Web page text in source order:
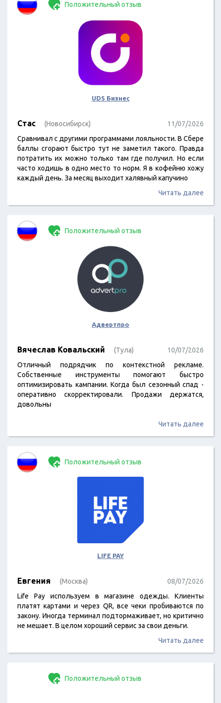
Положительный отзыв
UDS Бизнес
Стас (Новосибирск)
11/07/2026
Сравнивал с другими программами лояльности. В Сбере
баллы сгорают быстро тут не заметил такого. Правда
потратить их можно только там где получил. Но если
часто ходишь в одно место то норм. Я в кофейню хожу
каждый день. За месяц выходит халявный капучино
Читать далее
Положительный отзыв
Адвертпро
Вячеслав Ковальский (Тула)
10/07/2026
Отличный подрядчик по контекстной рекламе.
Собственные инструменты помогают быстро
оптимизировать кампании. Когда был сезонный спад -
оперативно скорректировали. Продажи держатся,
довольны
Читать далее
Положительный отзыв
LIFE PAY
Евгения (Москва)
08/07/2026
Life Pay используем в магазине одежды. Клиенты
платят картами и через QR, все чеки пробиваются по
закону. Иногда терминал подтормаживает, но критично
не мешает. В целом хороший сервис за свои деньги.
Читать далее
Положительный отзыв